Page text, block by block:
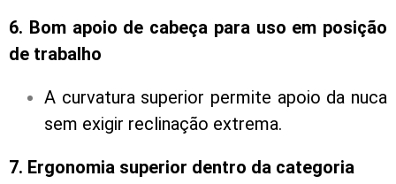
6. Bom apoio de cabeça para uso em posição
de trabalho
A curvatura superior permite apoio da nuca
sem exigir reclinação extrema.
7. Ergonomia superior dentro da categoria